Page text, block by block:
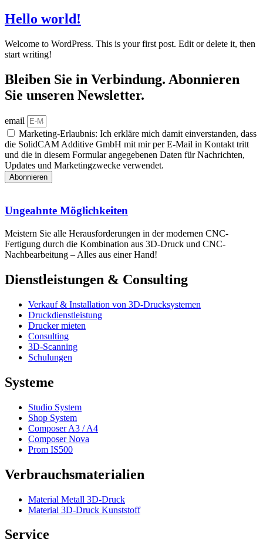
Hello world!
Welcome to WordPress. This is your first post. Edit or delete it, then
start writing!
Bleiben Sie in Verbindung. Abonnieren
Sie unseren Newsletter.
email
Marketing-Erlaubnis: Ich erkläre mich damit einverstanden, dass
die SolidCAM Additive GmbH mit mir per E-Mail in Kontakt tritt
und die in diesem Formular angegebenen Daten für Nachrichten,
Updates und Marketingzwecke verwendet.
Abonnieren
Ungeahnte Möglichkeiten
Meistern Sie alle Heraus­forderungen in der modernen CNC-
Fertigung durch die Kombination aus 3D-Druck und CNC-
Nachbearbeitung – Alles aus einer Hand!
Dienstleistungen & Consulting
Verkauf & Installation von 3D-Drucksystemen
Druckdienstleistung
Drucker mieten
Consulting
3D-Scanning
Schulungen
Systeme
Studio System
Shop System
Composer A3 / A4
Composer Nova
Prom IS500
Verbrauchsmaterialien
Material Metall 3D-Druck
Material 3D-Druck Kunststoff
Service